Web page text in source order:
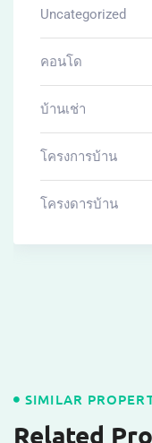
Uncategorized
คอนโด
บ้านเช่า
โครงการบ้าน
โครงดารบ้าน
SIMILAR
Related